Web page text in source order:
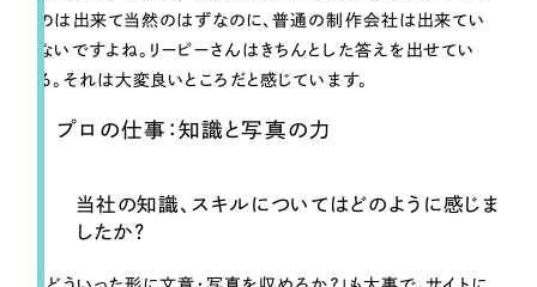
のは出来て当然のはずなのに、普通の制作会社は出来てい
ないですよね。リーピーさんはきちんとした答えを出せてい
る。それは大変良いところだと感じています。
プロの仕事：知識と写真の力
当社の知識、スキルについてはどのように感じま
したか？